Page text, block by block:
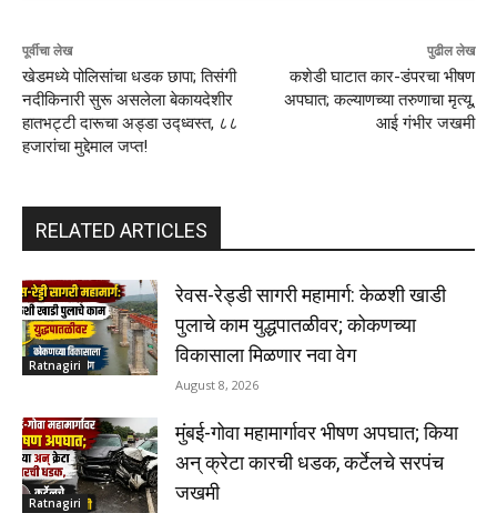
पूर्वीचा लेख
खेडमध्ये पोलिसांचा धडक छापा; तिसंगी
नदीकिनारी सुरू असलेला बेकायदेशीर
हातभट्टी दारूचा अड्डा उद्ध्वस्त, ८८
हजारांचा मुद्देमाल जप्त!
पुढील लेख
कशेडी घाटात कार-डंपरचा भीषण
अपघात; कल्याणच्या तरुणाचा मृत्यू,
आई गंभीर जखमी
RELATED ARTICLES
Ratnagiri
रेवस-रेड्डी सागरी महामार्ग: केळशी खाडी
पुलाचे काम युद्धपातळीवर; कोकणच्या
विकासाला मिळणार नवा वेग
August 8, 2026
Ratnagiri
मुंबई-गोवा महामार्गावर भीषण अपघात; किया
अन् क्रेटा कारची धडक, कर्टेलचे सरपंच
जखमी